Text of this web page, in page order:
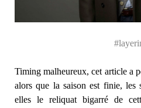
Timing malheureux, cet article a
alors que la saison est finie, les
elles le reliquat bigarré de